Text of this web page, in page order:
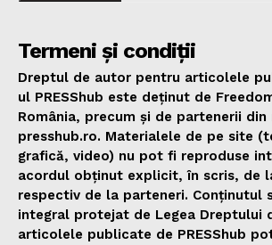
Termeni și condiții
Dreptul de autor pentru articolele
ul PRESShub este deținut de
România, precum și de partenerii din
presshub.ro. Materialele de pe site
grafică, video) nu pot fi reproduse
acordul obținut explicit, în scris, de
respectiv de la parteneri. Conținutul
integral protejat de Legea Dreptului
articolele publicate de PRESShub